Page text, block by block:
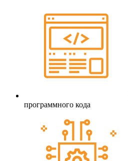
программного кода